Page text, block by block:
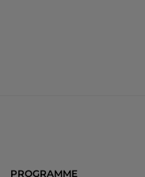
PROGRAMME